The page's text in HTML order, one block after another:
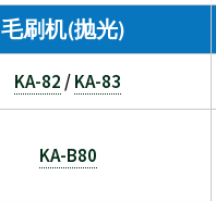
毛刷机(抛光)
KA-82 /KA-83
KA-B80